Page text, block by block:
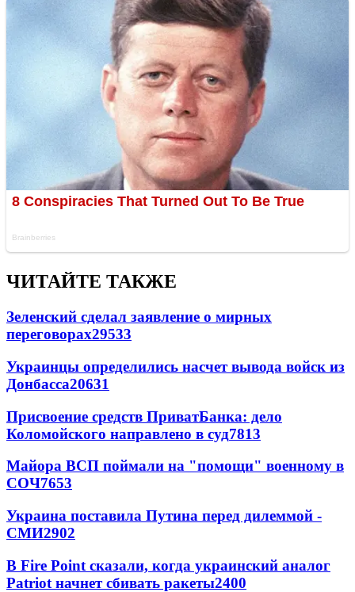
ЧИТАЙТЕ ТАКЖЕ
Зеленский сделал заявление о мирных
переговорах29533
Украинцы определились насчет вывода войск из
Донбасса20631
Присвоение средств ПриватБанка: дело
Коломойского направлено в суд7813
Майора ВСП поймали на "помощи" военному в
СОЧ7653
Украина поставила Путина перед дилеммой -
СМИ2902
В Fire Point сказали, когда украинский аналог
Patriot начнет сбивать ракеты2400